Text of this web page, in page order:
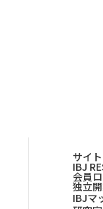
サイ
IBJ
会員
独立
IBJマ